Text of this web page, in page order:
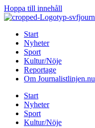
Hoppa till innehåll
Start
Nyheter
Sport
Kultur/Nöje
Reportage
Om Journalistlinjen.nu
Start
Nyheter
Sport
Kultur/Nöje